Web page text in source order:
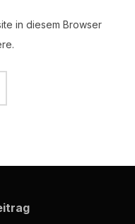
in diesem Browser